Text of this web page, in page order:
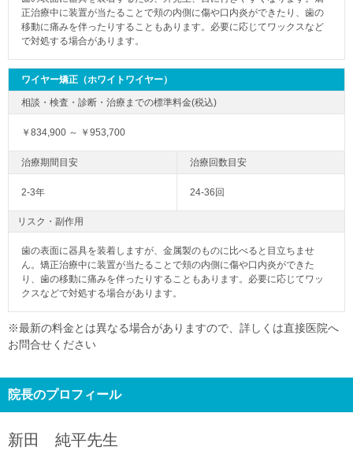
正治療中に装置が当たることで頬の内側に傷や口内炎ができたり、歯の
移動に痛みを伴ったりすることもあります。必要に応じてワックスなど
で対処する場合があります。
ワイヤー矯正（ホワイトワイヤー）
￥834,900 ～ ￥953,700
2-3年 24-36回
リスク・副作用
歯の表面に器具を装着しますが、金属製のものに比べると目立ちませ
ん。矯正治療中に装置が当たることで頬の内側に傷や口内炎ができた
り、歯の移動に痛みを伴ったりすることもあります。必要に応じてワッ
クスなどで対処する場合があります。
※最新の料金とは異なる場合がありますので、詳しくは直接医院へ
お問合せください
院長のプロフィール
新田 純平先生